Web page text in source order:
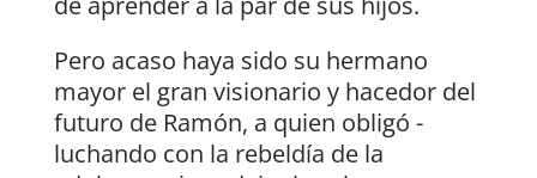
Pero acaso haya sido su hermano
mayor el gran visionario y hacedor del
futuro de Ramón, a quien obligó -
luchando con la rebeldía de la